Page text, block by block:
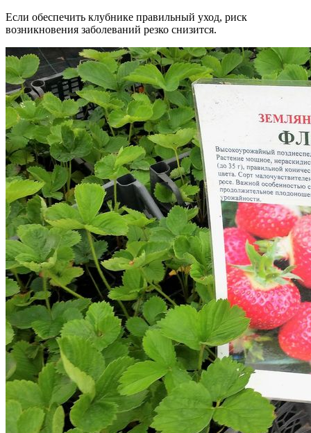
Если обеспечить клубнике правильный уход, риск
возникновения заболеваний резко снизится.